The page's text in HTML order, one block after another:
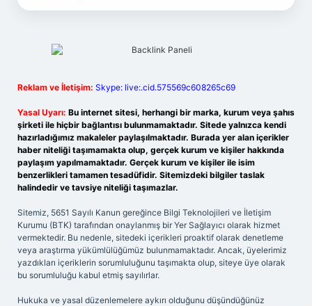
Reklam ve İletişim: Skype: live:.cid.575569c608265c69
Yasal Uyarı: Bu internet sitesi, herhangi bir marka, kurum veya şahıs
şirketi ile hiçbir bağlantısı bulunmamaktadır. Sitede yalnızca kendi
hazırladığımız makaleler paylaşılmaktadır. Burada yer alan içerikler
haber niteliği taşımamakta olup, gerçek kurum ve kişiler hakkında
paylaşım yapılmamaktadır. Gerçek kurum ve kişiler ile isim
benzerlikleri tamamen tesadüfidir. Sitemizdeki bilgiler taslak
halindedir ve tavsiye niteliği taşımazlar.
Sitemiz, 5651 Sayılı Kanun gereğince Bilgi Teknolojileri ve İletişim
Kurumu (BTK) tarafından onaylanmış bir Yer Sağlayıcı olarak hizmet
vermektedir. Bu nedenle, sitedeki içerikleri proaktif olarak denetleme
veya araştırma yükümlülüğümüz bulunmamaktadır. Ancak, üyelerimiz
yazdıkları içeriklerin sorumluluğunu taşımakta olup, siteye üye olarak
bu sorumluluğu kabul etmiş sayılırlar.
Hukuka ve yasal düzenlemelere aykırı olduğunu düşündüğünüz